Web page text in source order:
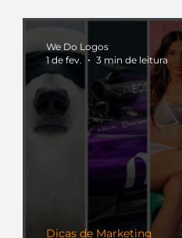
Dicas de Marketing
We Do Logos
1 de fev.
3 min de leitura